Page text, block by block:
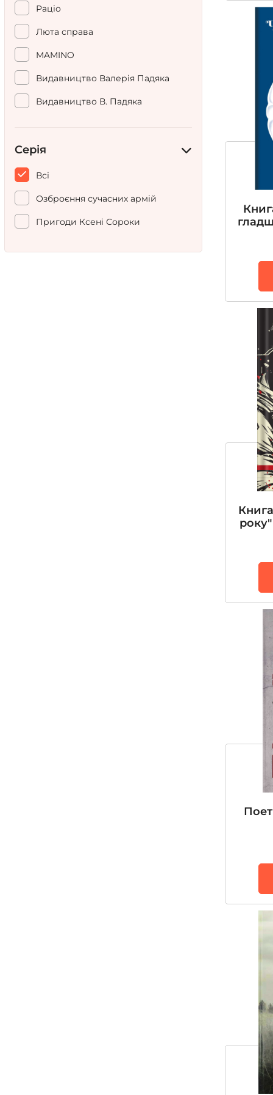
Калинчук Дмитро
Раціо
Люта справа
MAMINO
Видавництво Валерія Падяка
Видавництво В. Падяка
978-966-441-806-2
Воєнліт
Серія
Всі
Озброєння сучасних армій
Пригоди Ксені Сороки